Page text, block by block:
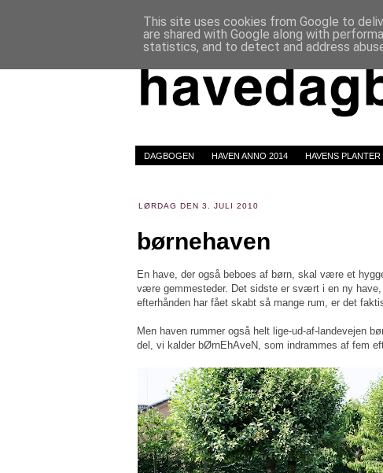
DAGBOGEN HAVEN ANNO 2014 HAVENS PLANTER
LØRDAG DEN 3. JULI 2010
børnehaven
En have, der også beboes af børn, skal være et
være gemmesteder. Det sidste er svært i en ny
efterhånden har fået skabt så mange rum, er det
Men haven rummer også helt lige-ud-af-landevejen
del, vi kalder bØrnEhAveN, som indrammes af fem
This site uses cookies from Google to
are shared with Google along with
statistics, and to detect and address